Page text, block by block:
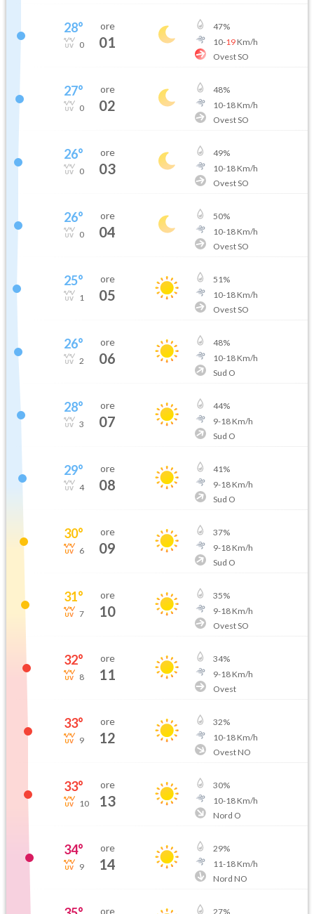
28°
0
ore
01
47%
10-19Km/h
Ovest SO
27°
0
ore
02
48%
10-18Km/h
Ovest SO
26°
0
ore
03
49%
10-18Km/h
Ovest SO
26°
0
ore
04
50%
10-18Km/h
Ovest SO
25°
1
ore
05
51%
10-18Km/h
Ovest SO
26°
2
ore
06
48%
10-18Km/h
Sud O
28°
3
ore
07
44%
9-18Km/h
Sud O
29°
4
ore
08
41%
9-18Km/h
Sud O
30°
6
ore
09
37%
9-18Km/h
Sud O
31°
7
ore
10
35%
9-18Km/h
Ovest SO
32°
8
ore
11
34%
9-18Km/h
Ovest
33°
9
ore
12
32%
10-18Km/h
Ovest NO
33°
10
ore
13
30%
10-18Km/h
Nord O
34°
9
ore
14
29%
11-18Km/h
Nord NO
ore 27%